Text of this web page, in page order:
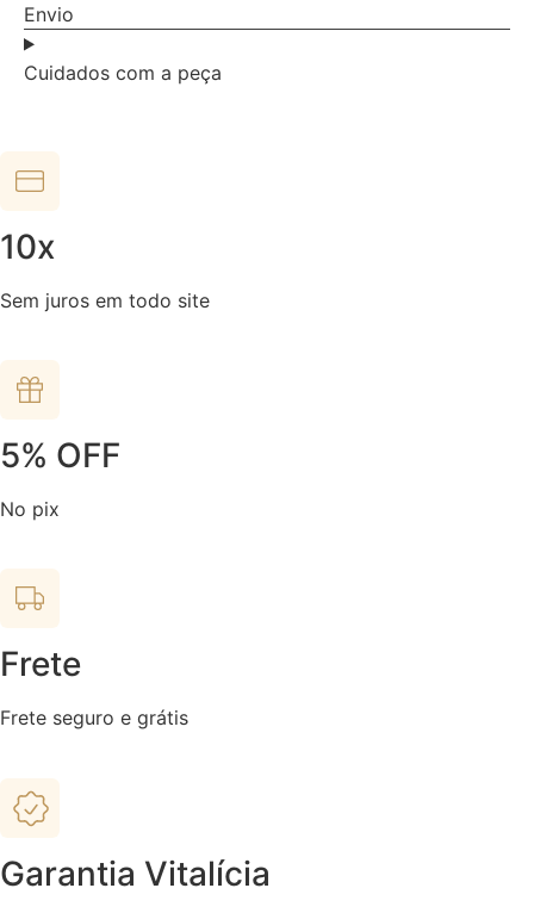
Envio
Cuidados com a peça
10x
Sem juros em todo site
5% OFF
No pix
Frete
Frete seguro e grátis
Garantia Vitalícia